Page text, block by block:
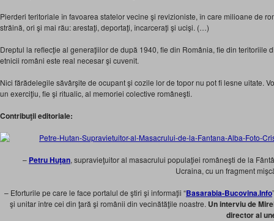
Pierderi teritoriale în favoarea statelor vecine şi revizioniste, în care milioane de
străină, ori şi mai rău: arestaţi, deportaţi, încarceraţi şi ucişi. (…)
Dreptul la reflecţie al generaţiilor de după 1940, fie din România, fie din teritoriile
etnicii români este real necesar şi cuvenit.
Nici fărădelegile săvârşite de ocupant şi cozile lor de topor nu pot fi lesne uitate.
un exerciţiu, fie şi ritualic, al memoriei colective româneşti.
Contribuţii editoriale:
– Petru Huţan, supravieţuitor al masacrului populaţiei româneşti de la
Ucraina, cu un fragment
– Eforturile pe care le face portalul de ştiri şi informaţii “Basarabia-Bucovina.Info
şi unitar între cei din ţară şi românii din vecinătăţile noastre. Un interviu de
director al